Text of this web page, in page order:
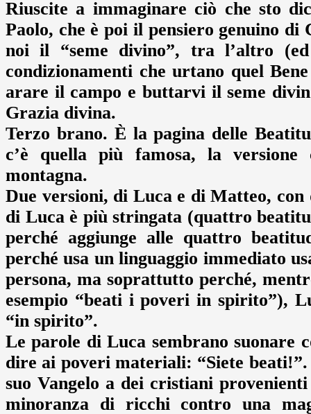
Riuscite a immaginare ciò che sto
Paolo, che è poi il pensiero genuino
noi il “seme divino”, tra l’altro
condizionamenti che urtano quel
arare il campo e buttarvi il seme
Grazia divina.
Terzo brano. È la pagina delle
c’è quella più famosa, la
montagna.
Due versioni, di Luca e di Matteo,
di Luca è più stringata (quattro
perché aggiunge alle quattro
perché usa un linguaggio immediato
persona, ma soprattutto perché,
esempio “beati i poveri in spirito”),
“in spirito”.
Le parole di Luca sembrano suonare
dire ai poveri materiali: “Siete
suo Vangelo a dei cristiani
minoranza di ricchi contro una